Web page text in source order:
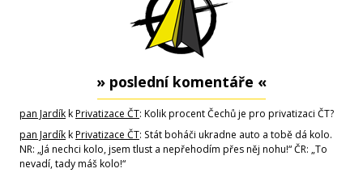
» poslední komentáře «
pan JardíkkPrivatizace ČT: Kolik procent Čechů je pro privatizaci ČT?
pan JardíkkPrivatizace ČT: Stát boháči ukradne auto a tobě dá kolo.
NR: „Já nechci kolo, jsem tlust a nepřehodím přes něj nohu!“ ČR: „To
nevadí, tady máš kolo!“